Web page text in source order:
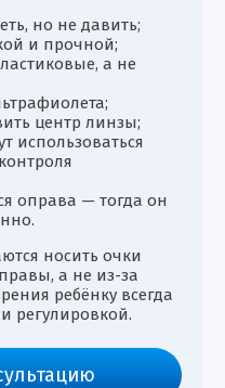
но не давить;
и прочной;
а не
центр линзы;
использоваться
оправа — тогда он
носить очки
а не из-за
ребёнку всегда
регулировкой.